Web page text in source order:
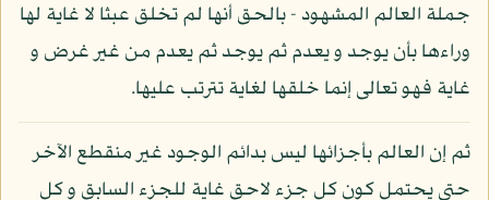
جملة العالم المشهود - بالحق أنها لم تخلق عبثا لا غاية لها
وراءها بأن يوجد و يعدم ثم يوجد ثم يعدم من غير غرض و
غاية فهو تعالى إنما خلقها لغاية تترتب عليها.
ثم إن العالم بأجزائها ليس بدائم الوجود غير منقطع الآخر
حتى يحتمل كون كل جزء لاحق غاية للجزء السابق و كل